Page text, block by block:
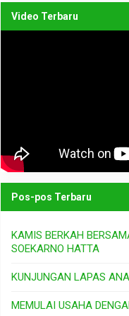
Video Terbaru
Pos-pos Terbaru
KAMIS BERKAH
SOEKARNO HATTA
KUNJUNGAN LAPAS
MEMULAI USAHA